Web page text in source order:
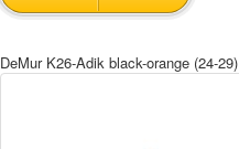
DeMur K26-Adik black-orange (24-29)